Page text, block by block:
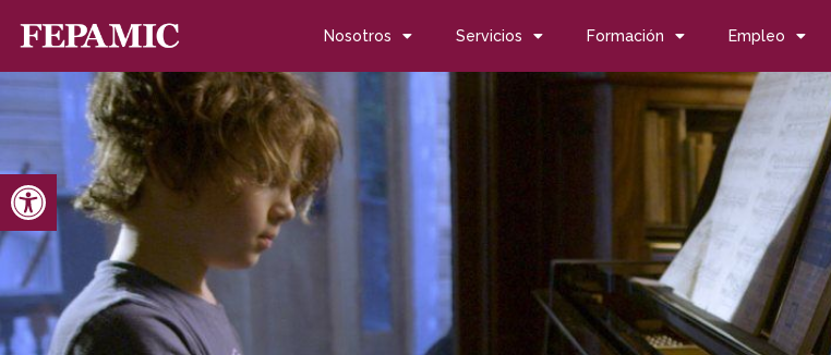
Abrir barra de herramientas
Nosotros Servicios Formación Empleo